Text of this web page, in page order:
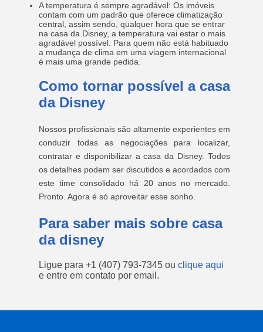
A temperatura é sempre agradável: Os imóveis
contam com um padrão que oferece climatização
central, assim sendo, qualquer hora que se entrar
na casa da Disney, a temperatura vai estar o mais
agradável possível. Para quem não está habituado
a mudança de clima em uma viagem internacional
é mais uma grande pedida.
Como tornar possível a casa
da Disney
Nossos profissionais são altamente experientes em
conduzir todas as negociações para localizar,
contratar e disponibilizar a casa da Disney. Todos
os detalhes podem ser discutidos e acordados com
este time consolidado há 20 anos no mercado.
Pronto. Agora é só aproveitar esse sonho.
Para saber mais sobre casa
da disney
Ligue para +1 (407) 793-7345 ou clique aqui
e entre em contato por email.